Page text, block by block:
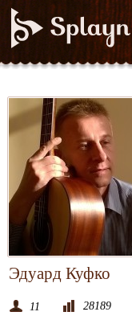
Эдуард Куфко
11 28189